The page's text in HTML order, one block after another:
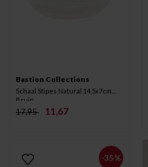
Bastion Collections
Schaal Stipes Natural 14,5x7cm
Bruin
17,95 11,67
-35%